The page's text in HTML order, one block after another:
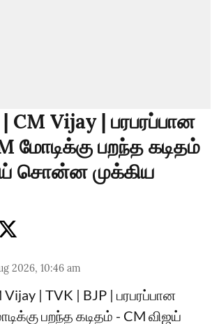
CM Vijay | பரபரப்பான
மோடிக்கு பறந்த கடிதம்
சொன்ன முக்கிய
2026, 10:46 am
| TVK | BJP | பரபரப்பான
பறந்த கடிதம் - CM விஜய்